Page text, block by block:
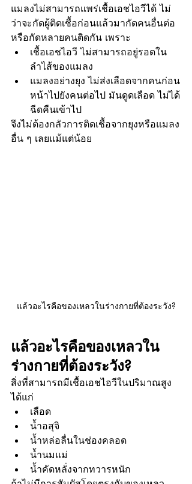
แมลงไม่สามารถแพร่เชื้อเอชไอวีได้ ไม่
ว่าจะกัดผู้ติดเชื้อก่อนแล้วมากัดคนอื่นต่อ
หรือกัดหลายคนติดกัน เพราะ
เชื้อเอชไอวี ไม่สามารถอยู่รอดใน
ลำไส้ของแมลง
แมลงอย่างยุง ไม่ส่งเลือดจากคนก่อน
หน้าไปยังคนต่อไป มันดูดเลือด ไม่ได้
ฉีดคืนเข้าไป
จึงไม่ต้องกลัวการติดเชื้อจากยุงหรือแมลง
อื่น ๆ เลยแม้แต่น้อย
แล้วอะไรคือของเหลวในร่างกายที่ต้องระวัง?
แล้วอะไรคือของเหลวใน
ร่างกายที่ต้องระวัง?
สิ่งที่สามารถมีเชื้อเอชไอวีในปริมาณสูง
ได้แก่
เลือด
น้ำอสุจิ
น้ำหล่อลื่นในช่องคลอด
น้ำนมแม่
น้ำคัดหลั่งจากทวารหนัก